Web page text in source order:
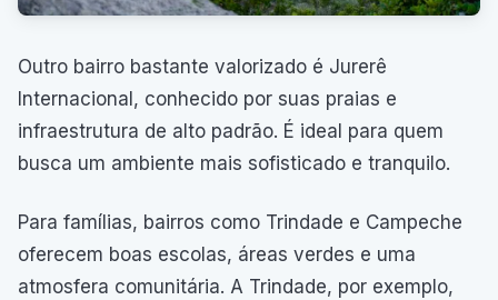
Outro bairro bastante valorizado é Jurerê
Internacional, conhecido por suas praias e
infraestrutura de alto padrão. É ideal para quem
busca um ambiente mais sofisticado e tranquilo.
Para famílias, bairros como Trindade e Campeche
oferecem boas escolas, áreas verdes e uma
atmosfera comunitária. A Trindade, por exemplo,